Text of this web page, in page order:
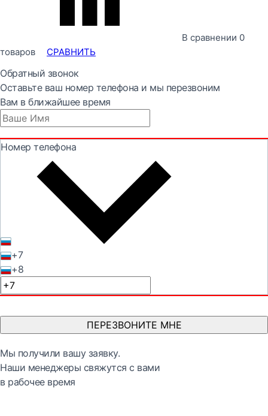
В сравнении 0
товаров
СРАВНИТЬ
Обратный звонок
Оставьте ваш номер телефона и мы перезвоним
Вам в ближайшее время
Номер телефона
+7
+8
ПЕРЕЗВОНИТЕ МНЕ
Мы получили вашу заявку.
Наши менеджеры свяжутся с вами
в рабочее время